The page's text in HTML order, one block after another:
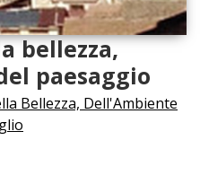
bellezza,
paesaggio
Bellezza, Dell'Ambiente